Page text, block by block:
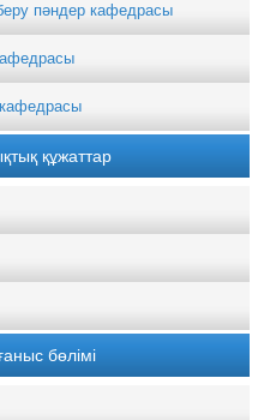
пәндер кафедрасы
құжаттар
бөлімі